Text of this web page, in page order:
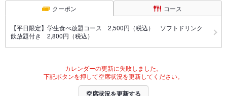
クーポン コース
【平日限定】学生食べ放題コース 2,500円（税込） ソフトドリンク
飲放題付き 2,800円（税込）
カレンダーの更新に失敗しました。
下記ボタンを押して空席状況を更新してください。
空席状況を更新する